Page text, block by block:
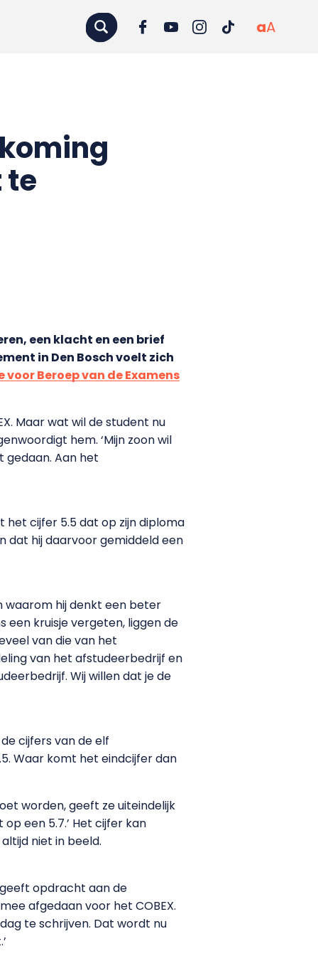
aA
te
een klacht en een brief
in Den Bosch voelt zich
voor Beroep van de Examens
Maar wat wil de student nu
hem. ‘Mijn zoon wil
Aan het
cijfer 5.5 dat op zijn diploma
dat hij daarvoor gemiddeld een
waarom hij denkt een beter
een kruisje vergeten, liggen de
van die van het
van het afstudeerbedrijf en
Wij willen dat je de
cijfers van de elf
Waar komt het eindcijfer dan
worden, geeft ze uiteindelijk
een 5.7.’ Het cijfer kan
niet in beeld.
opdracht aan de
afgedaan voor het COBEX.
te schrijven. Dat wordt nu